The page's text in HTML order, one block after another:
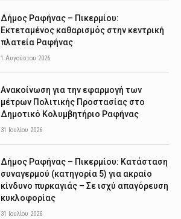
Δήμος Ραφήνας – Πικερμίου:
Εκτεταμένος καθαρισμός στην κεντρική
πλατεία Ραφήνας
1 Αυγούστου 2026
Ανακοίνωση για την εφαρμογή των
μέτρων Πολιτικής Προστασίας στο
Δημοτικό Κολυμβητήριο Ραφήνας
31 Ιουλίου 2026
Δήμος Ραφήνας – Πικερμίου: Κατάσταση
συναγερμού (κατηγορία 5) για ακραίο
κίνδυνο πυρκαγιάς – Σε ισχύ απαγόρευση
κυκλοφορίας
31 Ιουλίου 2026